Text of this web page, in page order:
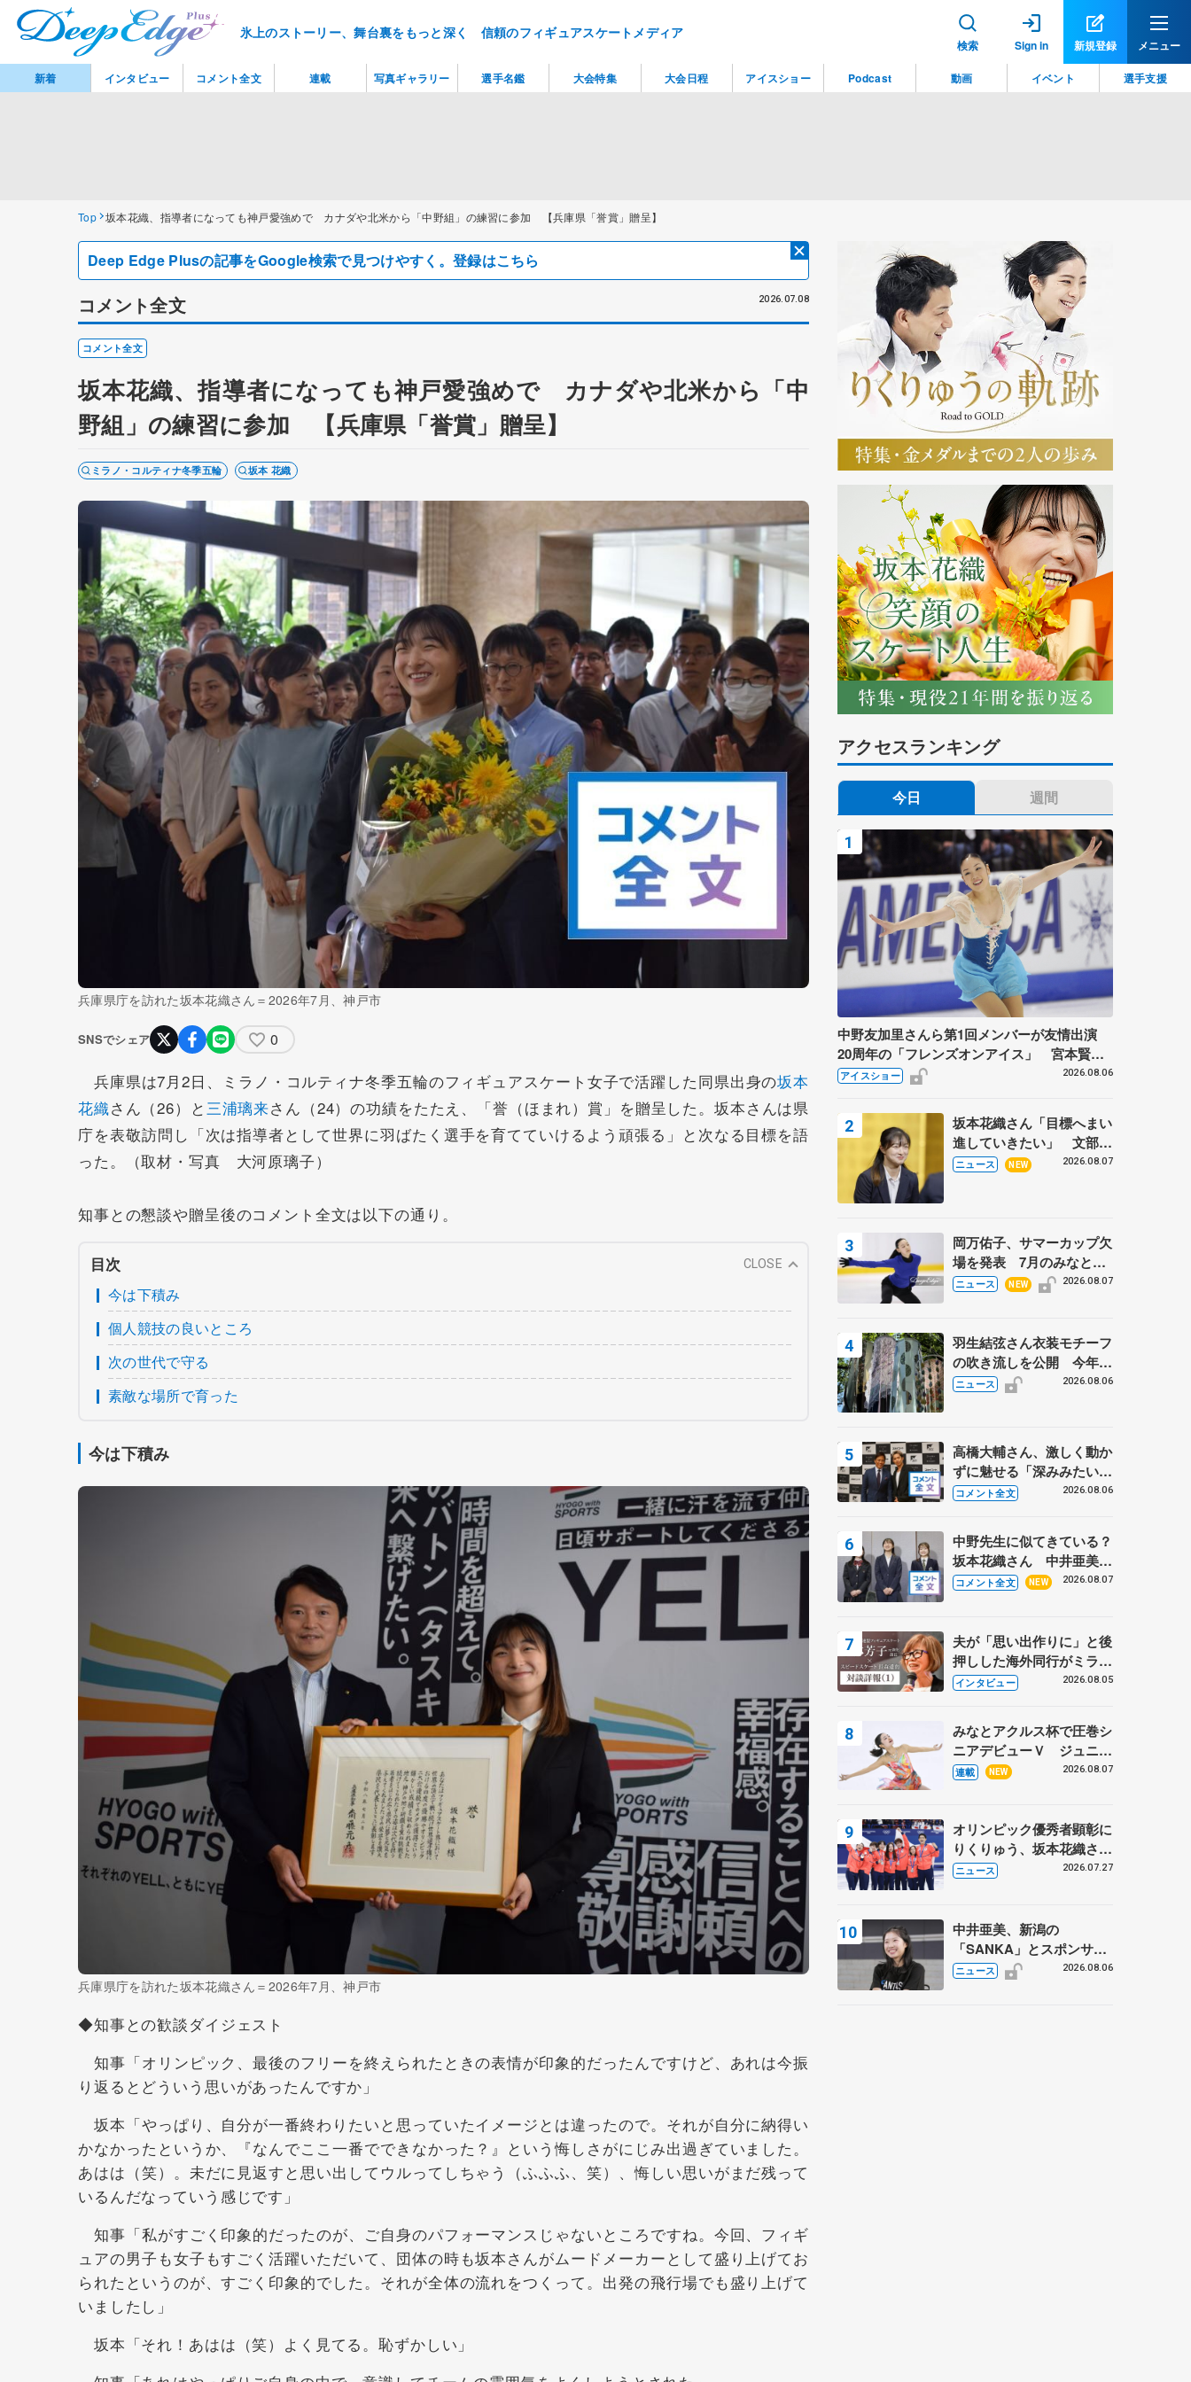
氷上のストーリー、舞台裏をもっと深く 信頼のフィギュアスケートメディア
検索 Sign in 新規登録 メニュー
Top 坂本花織、指導者になっても神戸愛強めで カナダや北米から「中野組」の練習に参加 【兵庫県「誉賞」贈呈】
Deep Edge Plusの記事をGoogle検索で見つけやすく。登録はこちら
コメント全文 2026.07.08
コメント全文
坂本花織、指導者になっても神戸愛強めで カナダや北米から「中
野組」の練習に参加 【兵庫県「誉賞」贈呈】
ミラノ・コルティナ冬季五輪 坂本 花織
兵庫県庁を訪れた坂本花織さん＝2026年7月、神戸市
SNSでシェア 0
兵庫県は7月2日、ミラノ・コルティナ冬季五輪のフィギュアスケート女子で活躍した同県出身の坂本
花織さん（26）と三浦璃来さん（24）の功績をたたえ、「誉（ほまれ）賞」を贈呈した。坂本さんは県
庁を表敬訪問し「次は指導者として世界に羽ばたく選手を育てていけるよう頑張る」と次なる目標を語
った。（取材・写真 大河原璃子）
知事との懇談や贈呈後のコメント全文は以下の通り。
目次 CLOSE
今は下積み
個人競技の良いところ
次の世代で守る
素敵な場所で育った
今は下積み
兵庫県庁を訪れた坂本花織さん＝2026年7月、神戸市
◆知事との歓談ダイジェスト
知事「オリンピック、最後のフリーを終えられたときの表情が印象的だったんですけど、あれは今振
り返るとどういう思いがあったんですか」
坂本「やっぱり、自分が一番終わりたいと思っていたイメージとは違ったので。それが自分に納得い
かなかったというか、『なんでここ一番でできなかった？』という悔しさがにじみ出過ぎていました。
あはは（笑）。未だに見返すと思い出してウルってしちゃう（ふふふ、笑）、悔しい思いがまだ残って
いるんだなっていう感じです」
知事「私がすごく印象的だったのが、ご自身のパフォーマンスじゃないところですね。今回、フィギ
ュアの男子も女子もすごく活躍いただいて、団体の時も坂本さんがムードメーカーとして盛り上げてお
られたというのが、すごく印象的でした。それが全体の流れをつくって。出発の飛行場でも盛り上げて
いましたし」
坂本「それ！あはは（笑）よく見てる。恥ずかしい」
アクセスランキング
今日 週間
中野友加里さんら第1回メンバーが友情出演
20周年の「フレンズオンアイス」 宮本賢二
さん、有川梨絵さん、田村岳斗さんも
アイスショー 2026.08.06
坂本花織さん「目標へまい
進していきたい」 文部科
学省スポーツ表彰式で代表
ニュース NEW 2026.08.07
岡万佑子、サマーカップ欠
場を発表 7月のみなとア
クルス杯は腰痛の影響で
ニュース NEW 2026.08.07
羽生結弦さん衣装モチーフ
の吹き流しを公開 今年は
「春よ、来い」、仙台の瑞
ニュース 2026.08.06
高橋大輔さん、激しく動か
ずに魅せる「深みみたいな
ものは出てきている？」
あい
コメント全文 2026.08.06
中野先生に似てきている？
坂本花織さん 中井亜美は
クリケットのサマーキャン
部科学省スポーツ表彰
式】
コメント全文 NEW 2026.08.07
夫が「思い出作りに」と後
押しした海外同行がミラノ
まで… 繁華街のリンクで
るスケート人生
インタビュー 2026.08.05
みなとアクルス杯で圧巻シ
ニアデビューＶ ジュニア
で４シーズン無敗の島田麻
連載 NEW 2026.08.07
オリンピック優秀者顕彰に
りくりゅう、坂本花織さ
ん、団体メンバーら 8月
園子らコーチも
ニュース 2026.07.27
中井亜美、新潟の
「SANKA」とスポンサー
契約 「全力で応援」とコ
ニュース 2026.08.06
新着 インタビュー コメント全文 連載 写真ギャラリー 選手名鑑 大会特集 大会日程 アイスショー Podcast 動画 イベント 選手支援